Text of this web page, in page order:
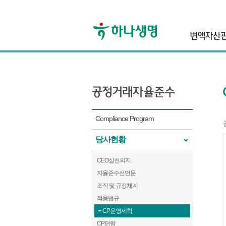
Compliance Program
당사현황
CEO실천의지
자율준수선언문
조직 및 규정체계
적용법규
CP운영세칙
CP편람